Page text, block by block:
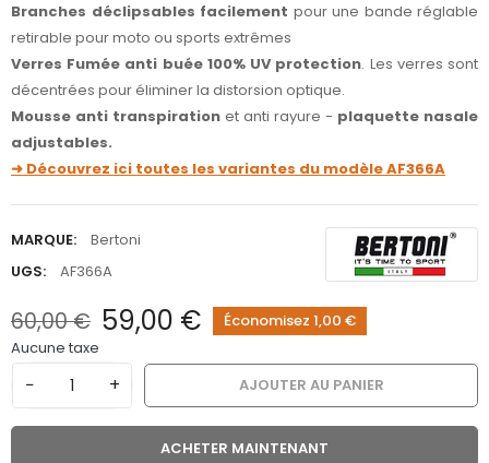
Branches déclipsables facilement pour une bande réglable
retirable pour moto ou sports extrêmes
Verres Fumée anti buée 100% UV protection. Les verres sont
décentrées pour éliminer la distorsion optique.
Mousse anti transpiration et anti rayure - plaquette nasale
adjustables.
➜ Découvrez ici toutes les variantes du modèle AF366A
MARQUE:
Bertoni
UGS:
AF366A
60,00 € 59,00 €
Économisez 1,00 €
Aucune taxe
− + AJOUTER AU PANIER
ACHETER MAINTENANT